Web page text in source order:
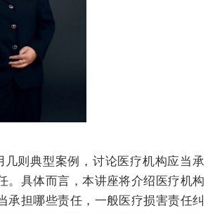
几则典型案例，讨论医疗机构应当承
。具体而言，本讲座将介绍医疗机构
承担哪些责任，一般医疗损害责任纠